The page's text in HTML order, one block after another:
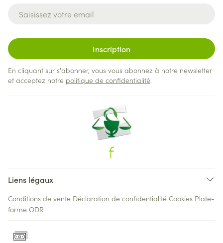
Inscription
En cliquant sur s'abonner, vous vous abonnez à notre newsletter
et acceptez notre politique de confidentialité.
Liens légaux
Conditions de vente Déclaration de confidentialité Cookies Plate-
forme ODR